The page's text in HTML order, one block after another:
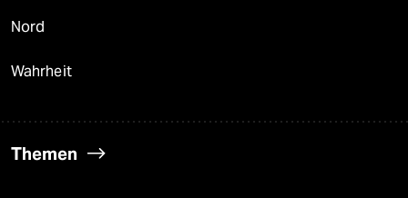
Nord
Wahrheit
Themen